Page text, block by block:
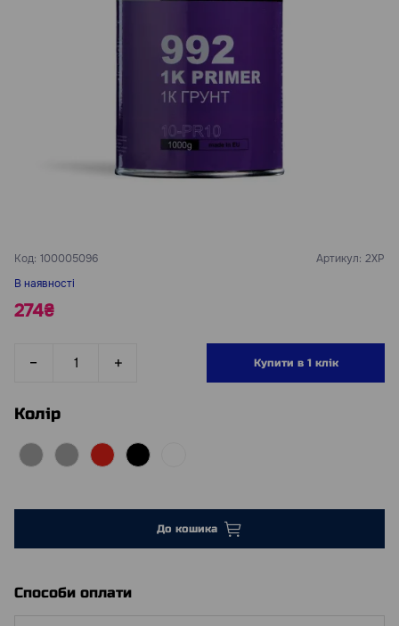
Код: 100005096 Артикул: 2ХР
В наявності
274₴
Купити в 1 клік
Колір
До кошика
Способи оплати